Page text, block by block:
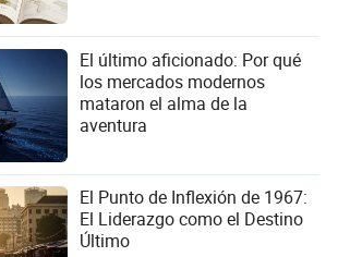
El último aficionado: Por qué
los mercados modernos
mataron el alma de la
aventura
El Punto de Inflexión de 1967:
El Liderazgo como el Destino
Último